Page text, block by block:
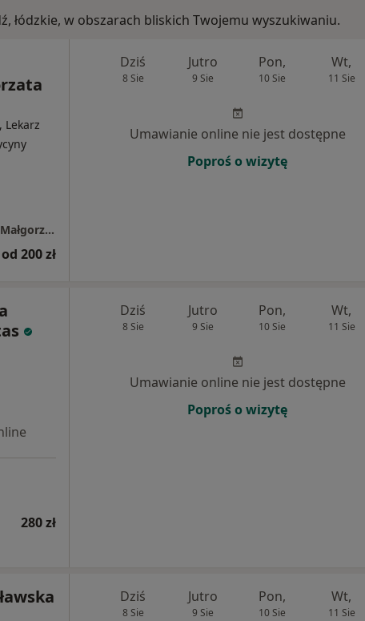
łódzkie, w obszarach bliskich Twojemu wyszukiwaniu.
Lekarz
One-Med Specjalistyczny Gabinet Lekarski Małgorzata Jędrzejczyk
od 200 zł
Dziś
8 Sie
Jutro
9 Sie
Pon,
10 Sie
Wt,
11 Sie
Umawianie online nie jest dostępne
Poproś o wizytę
280 zł
Dziś
8 Sie
Jutro
9 Sie
Pon,
10 Sie
Wt,
11 Sie
Umawianie online nie jest dostępne
Poproś o wizytę
Dziś
8 Sie
Jutro
9 Sie
Pon,
10 Sie
Wt,
11 Sie